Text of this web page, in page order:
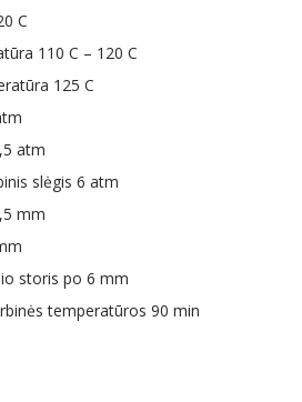
C
110 C – 120 C
125 C
atm
slėgis 6 atm
mm
storis po 6 mm
temperatūros 90 min